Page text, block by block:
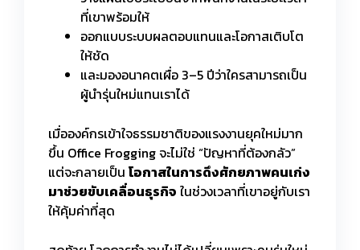
ที่เขาพร้อมให้
ออกแบบระบบผลตอบแทนและโอกาสเติบโต
ให้ชัด
และมองอนาคตเผื่อ 3–5 ปีว่าใครสามารถเป็น
ผู้นำรุ่นใหม่แทนเราได้
เมื่อองค์กรเข้าใจธรรมชาติของแรงงานยุคใหม่มาก
ขึ้น Office Frogging จะไม่ใช่ “ปัญหาที่ต้องกลัว”
แต่จะกลายเป็น โอกาสในการดึงศักยภาพคนเก่ง
มาช่วยขับเคลื่อนธุรกิจ ในช่วงเวลาที่เขาอยู่กับเรา
ให้คุ้มค่าที่สุด